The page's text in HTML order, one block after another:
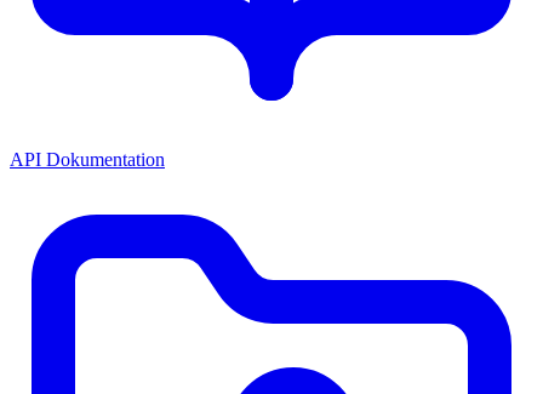
API Dokumentation